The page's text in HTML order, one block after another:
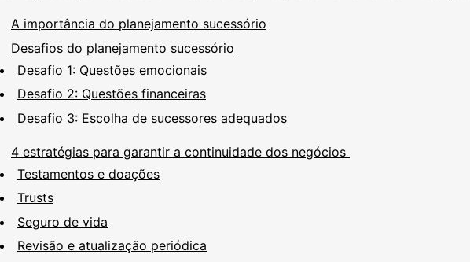
A importância do planejamento sucessório
Desafios do planejamento sucessório
Desafio 1: Questões emocionais
Desafio 2: Questões financeiras
Desafio 3: Escolha de sucessores adequados
4 estratégias para garantir a continuidade dos negócios
Testamentos e doações
Trusts
Seguro de vida
Revisão e atualização periódica